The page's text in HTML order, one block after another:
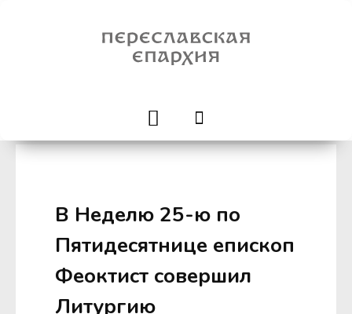
В Неделю 25-ю по
Пятидесятнице епископ
Феоктист совершил
Литургию